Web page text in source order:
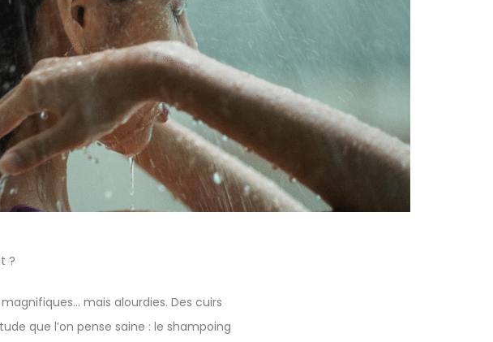
?
mais alourdies. Des cuirs
que l’on pense saine : le shampoing